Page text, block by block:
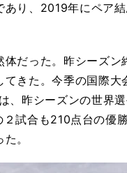
り、2019年にペア
だった。昨シーズン
きた。今季の国際大
、昨シーズンの世界
試合も210点台の優
。